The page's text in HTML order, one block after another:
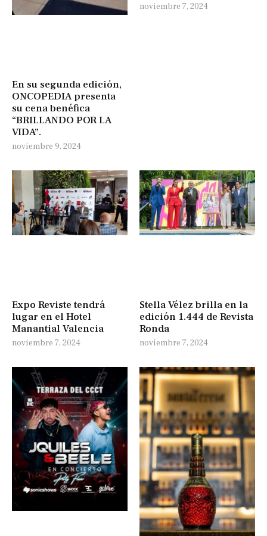
En su segunda edición,
ONCOPEDIA presenta
su cena benéfica
“BRILLANDO POR LA
VIDA”.
noviembre 9, 2024
noviembre 7, 2024
Expo Reviste tendrá
lugar en el Hotel
Manantial Valencia
noviembre 7, 2024
Stella Vélez brilla en la
edición 1.444 de Revista
Ronda
noviembre 7, 2024